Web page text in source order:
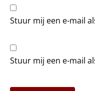
Stuur mij een e-mail
Stuur mij een e-mail